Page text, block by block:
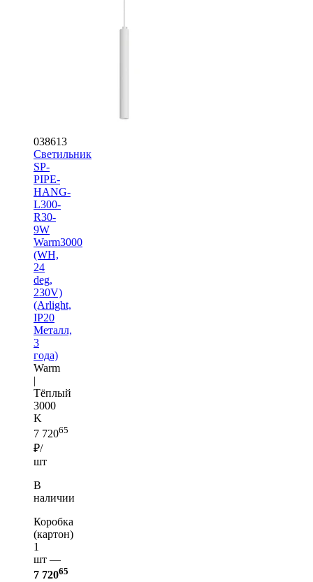
038613
Светильник
SP-
PIPE-
HANG-
L300-
R30-
9W
Warm3000
(WH,
24
deg,
230V)
(Arlight,
IP20
Металл,
3
года)
Warm
|
Тёплый
3000
K
7 72065
₽/
шт
В
наличии
Коробка
(картон)
1
шт —
7 72065